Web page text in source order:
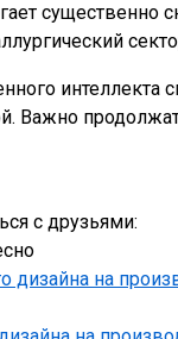
существенно
Важно
с друзьями: